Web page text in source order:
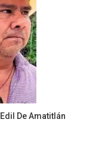
De Amatitlán